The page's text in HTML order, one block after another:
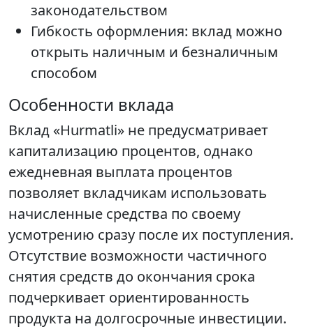
законодательством
Гибкость оформления: вклад можно
открыть наличным и безналичным
способом
Особенности вклада
Вклад «Hurmatli» не предусматривает
капитализацию процентов, однако
ежедневная выплата процентов
позволяет вкладчикам использовать
начисленные средства по своему
усмотрению сразу после их поступления.
Отсутствие возможности частичного
снятия средств до окончания срока
подчеркивает ориентированность
продукта на долгосрочные инвестиции.